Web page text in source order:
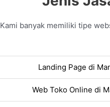
Kami banyak memiliki tipe
Landing Page di
Web Toko Online di